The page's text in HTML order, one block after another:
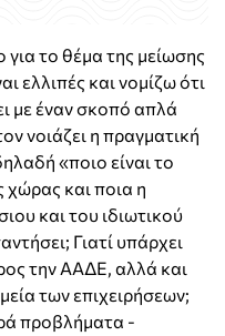
το θέμα της μείωσης
ελλιπές και νομίζω ότι
με έναν σκοπό απλά
νοιάζει η πραγματική
«ποιο είναι το
και ποια η
και του ιδιωτικού
Γιατί υπάρχει
την ΑΑΔΕ, αλλά και
των επιχειρήσεων;
προβλήματα -